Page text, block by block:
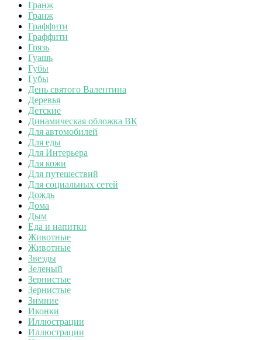
Гранж
Гранж
Граффити
Граффити
Грязь
Гуашь
Губы
Губы
День святого Валентина
Деревья
Детские
Динамическая обложка ВК
Для автомобилей
Для еды
Для Интерьера
Для кожи
Для путешествий
Для социальных сетей
Дождь
Дома
Дым
Еда и напитки
Животные
Животные
Звезды
Зеленый
Зернистые
Зернистые
Зимние
Иконки
Иллюстрации
Иллюстрации